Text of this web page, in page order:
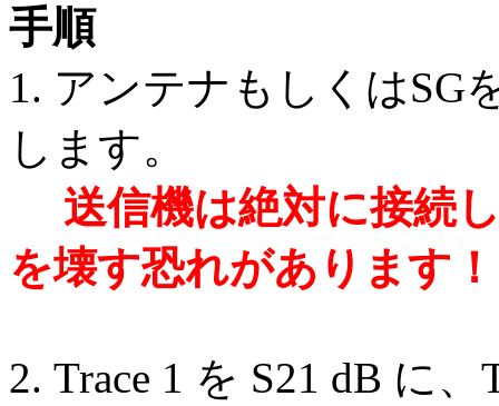
手順
1. アンテナもしくはSG
します。
送信機は絶対に接続
を壊す恐れがあります！
2. Trace 1 を S21 dB に